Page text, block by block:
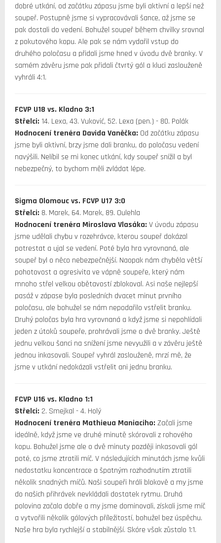
dobré utkání, od začátku zápasu jsme byli aktivní a lepší než
soupeř. Postupně jsme si vypracovávali šance, až jsme se
pak dostali do vedení. Bohužel soupeř během chvilky srovnal
z pokutového kopu. Ale pak se nám vydařil vstup do
druhého poločasu a přidali jsme hned v úvodu dvě branky. V
samém závěru jsme pak přidali čtvrtý gól a kluci zaslouženě
vyhráli 4:1.
FCVP U18 vs. Kladno 3:1
Střelci: 14. Lexa, 43. Vuković, 52. Lexa (pen.) - 80. Polák
Hodnocení trenéra Davida Vaněčka: Od začátku zápasu
jsme byli aktivní, brzy jsme dali branku, do poločasu vedení
navýšili. Nelíbil se mi konec utkání, kdy soupeř snížil a byl
nebezpečný, to bychom měli zvládat lépe.
Sigma Olomouc vs. FCVP U17 3:0
Střelci: 8. Marek, 64. Marek, 89. Oulehla
Hodnocení trenéra Miroslava Vlasáka: V úvodu zápasu
jsme udělali chybu v rozehrávce, kterou soupeř dokázal
potrestat a ujal se vedení. Poté byla hra vyrovnaná, ale
soupeř byl o něco nebezpečnější. Naopak nám chyběla větší
pohotovost a agresivita ve vápně soupeře, který nám
mnoho střel velkou obětavostí zblokoval. Asi naše nejlepší
pasáž v zápase byla posledních dvacet minut prvního
poločasu, ale bohužel se nám nepodařilo vstřelit branku.
Druhý poločas byla hra vyrovnaná a když jsme si nepohlídali
jeden z útoků soupeře, prohrávali jsme o dvě branky. Ještě
jednu velkou šanci na snížení jsme nevyužili a v závěru ještě
jednou inkasovali. Soupeř vyhrál zaslouženě, mrzí mě, že
jsme v utkání nedokázali vstřelit ani jednu branku.
FCVP U16 vs. Kladno 1:1
Střelci: 2. Smejkal - 4. Holý
Hodnocení trenéra Mathieua Maniaciho: Začali jsme
ideálně, když jsme ve druhé minutě skórovali z rohového
kopu. Bohužel jsme ale o dvě minuty později inkasovali gól
poté, co jsme ztratili míč. V následujících minutách jsme kvůli
nedostatku koncentrace a špatným rozhodnutím ztratili
několik snadných míčů. Naši soupeři hráli blokově a my jsme
do našich přihrávek nevkládali dostatek rytmu. Druhá
polovina začala dobře a my jsme dominovali, získali jsme míč
a vytvořili několik gólových příležitostí, bohužel bez úspěchu.
Naše hra byla rychlejší a stabilnější. Skóre však zůstalo 1:1.